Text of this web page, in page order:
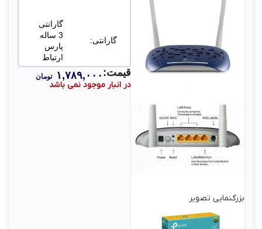
بزرگنمایی تصویر
گارانتی:
گارانتی
3 ساله
پارس
ارتباط
Output:
در انبار موجود نمی باشد
قیمت: ۱,۷۸۹,۰۰۰ تومان